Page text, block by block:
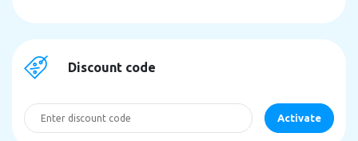
Discount code